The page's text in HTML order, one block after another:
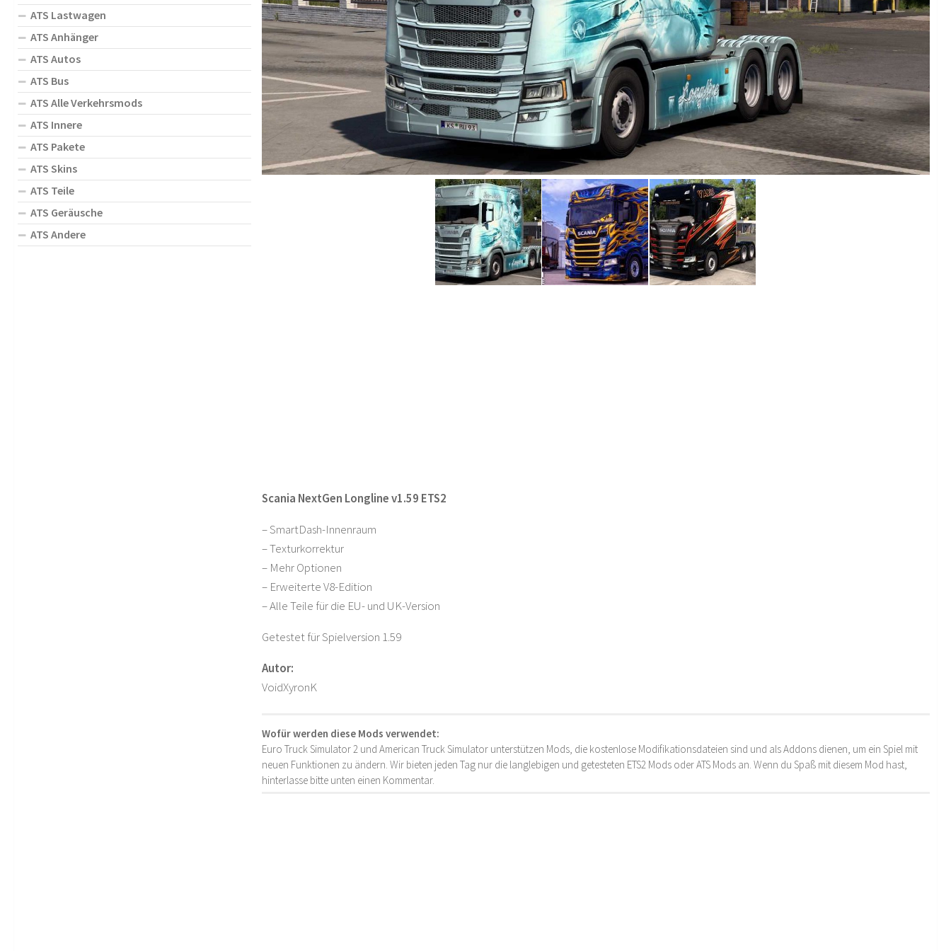
Scania NextGen Longline v1.59 ETS2
– SmartDash-Innenraum
– Texturkorrektur
– Mehr Optionen
– Erweiterte V8-Edition
– Alle Teile für die EU- und UK-Version
Getestet für Spielversion 1.59
Autor:
VoidXyronK
Wofür werden diese Mods verwendet:
Euro Truck Simulator 2 und American Truck Simulator unterstützen Mods, die kostenlose Modifikationsdateien sind und als Addons dienen, um ein Spiel mit
neuen Funktionen zu ändern. Wir bieten jeden Tag nur die langlebigen und getesteten ETS2 Mods oder ATS Mods an. Wenn du Spaß mit diesem Mod hast,
hinterlasse bitte unten einen Kommentar.
ATS Lastwagen
ATS Anhänger
ATS Autos
ATS Bus
ATS Alle Verkehrsmods
ATS Innere
ATS Pakete
ATS Skins
ATS Teile
ATS Geräusche
ATS Andere